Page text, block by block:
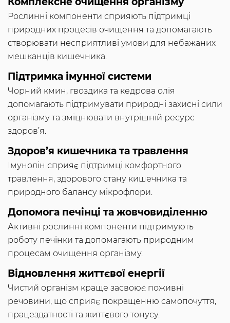
Рослинні компоненти сприяють підтримці
природних процесів очищення та допомагають
створювати несприятливі умови для небажаних
мешканців кишечника.
Підтримка імунної системи
Чорний кмин, гвоздика та кедрова олія
допомагають підтримувати природні захисні сили
організму та зміцнювати внутрішній ресурс
здоров’я.
Здоров’я кишечника та травлення
Імунолін сприяє підтримці комфортного
травлення, здорового стану кишечника та
природного балансу мікрофлори.
Допомога печінці та жовчовиділенню
Активні рослинні компоненти підтримують
роботу печінки та допомагають природним
процесам очищення організму.
Відновлення життєвої енергії
Чистий організм краще засвоює поживні
речовини, що сприяє покращенню самопочуття,
працездатності та життєвого тонусу.